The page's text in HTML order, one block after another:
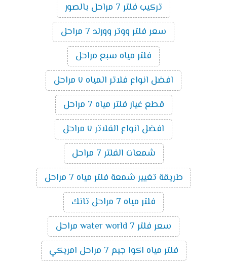
تركيب فلتر 7 مراحل بالصور
سعر فلتر ووتر وورلد 7 مراحل
فلتر مياه سبع مراحل
افضل انواع فلاتر المياه ٧ مراحل
قطع غيار فلتر مياه 7 مراحل
افضل انواع الفلاتر ٧ مراحل
شمعات الفلتر 7 مراحل
طريقة تغيير شمعة فلتر مياه 7 مراحل
فلتر مياه 7 مراحل تانك
سعر فلتر water world 7 مراحل
فلتر مياه اكوا جيم 7 مراحل امريكي